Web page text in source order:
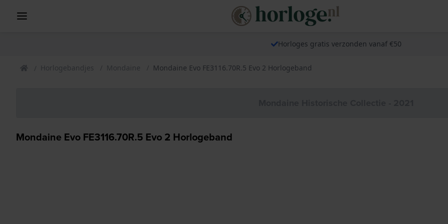
Horloges gratis verzonden vanaf €50
Horlogebandjes Mondaine Mondaine Evo FE3116.70R.5 Evo 2 Horlogeband
Mondaine Evo FE3116.70R.5 Evo 2 Horlogeband